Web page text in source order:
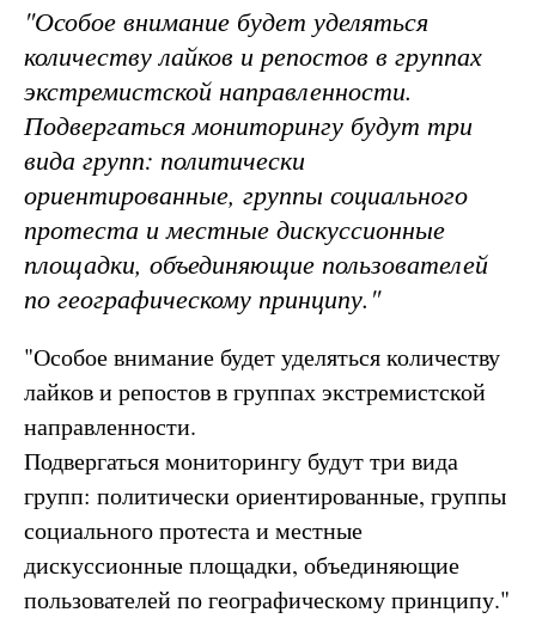
"Особое внимание будет уделяться
количеству лайков и репостов в группах
экстремистской направленности.
Подвергаться мониторингу будут три
вида групп: политически
ориентированные, группы социального
протеста и местные дискуссионные
площадки, объединяющие пользователей
по географическому принципу."
"Особое внимание будет уделяться количеству
лайков и репостов в группах экстремистской
направленности.
Подвергаться мониторингу будут три вида
групп: политически ориентированные, группы
социального протеста и местные
дискуссионные площадки, объединяющие
пользователей по географическому принципу."